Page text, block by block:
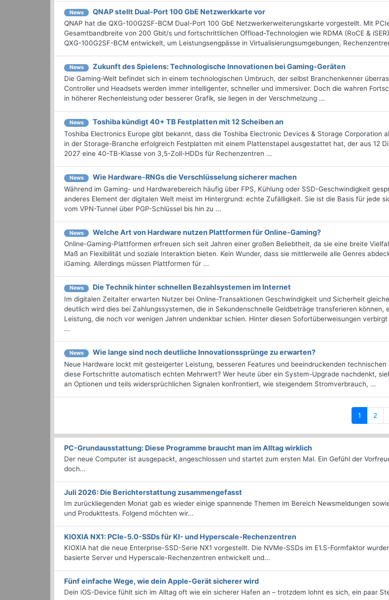
News QNAP stellt Dual-Port 100 GbE Netzwerkkarte vor
QNAP hat die QXG-100G2SF-BCM Dual-Port 100 GbE Netzwerkerweiterungskarte vorgestellt. Mit
Gesamtbandbreite von 200 Gbit/s und fortschrittlichen Offload-Technologien wie RDMA (RoCE &
QXG-100G2SF-BCM entwickelt, um Leistungsengpässe in Virtualisierungsumgebungen,
News Zukunft des Spielens: Technologische Innovationen bei Gaming-Geräten
Die Gaming-Welt befindet sich in einem technologischen Umbruch, der selbst Branchenkenner
Controller und Headsets werden immer intelligenter, schneller und immersiver. Doch die wahren
in höherer Rechenleistung oder besserer Grafik, sie liegen in der Verschmelzung ...
News Toshiba kündigt 40+ TB Festplatten mit 12 Scheiben an
Toshiba Electronics Europe gibt bekannt, dass die Toshiba Electronic Devices & Storage Corporation
in der Storage-Branche erfolgreich Festplatten mit einem Plattenstapel ausgestattet hat, der aus 12
2027 eine 40-TB-Klasse von 3,5-Zoll-HDDs für Rechenzentren ...
News Wie Hardware-RNGs die Verschlüsselung sicherer machen
Während im Gaming- und Hardwarebereich häufig über FPS, Kühlung oder SSD-Geschwindigkeit
anderes Element der digitalen Welt meist im Hintergrund: echte Zufälligkeit. Sie ist die Basis für jede
vom VPN-Tunnel über PGP-Schlüssel bis hin zu ...
News Welche Art von Hardware nutzen Plattformen für Online-Gaming?
Online-Gaming-Plattformen erfreuen sich seit Jahren einer großen Beliebtheit, da sie eine breite
Maß an Flexibilität und soziale Interaktion bieten. Kein Wunder, dass sie mittlerweile alle Genres
iGaming. Allerdings müssen Plattformen für ...
News Die Technik hinter schnellen Bezahlsystemen im Internet
Im digitalen Zeitalter erwarten Nutzer bei Online-Transaktionen Geschwindigkeit und Sicherheit
deutlich wird dies bei Zahlungssystemen, die in Sekundenschnelle Geldbeträge transferieren können,
Leistung, die noch vor wenigen Jahren undenkbar schien. Hinter diesen Sofortüberweisungen
...
News Wie lange sind noch deutliche Innovationssprünge zu erwarten?
Neue Hardware lockt mit gesteigerter Leistung, besseren Features und beeindruckenden
diese Fortschritte automatisch echten Mehrwert? Wer heute über ein System-Upgrade nachdenkt,
an Optionen und teils widersprüchlichen Signalen konfrontiert, wie steigendem Stromverbrauch, ...
1 (current)
2
PC-Grundausstattung: Diese Programme braucht man im Alltag wirklich
Der neue Computer ist ausgepackt, angeschlossen und startet zum ersten Mal. Ein Gefühl der
doch...
Juli 2026: Die Bericht­erstattung zusammengefasst
Im zurückliegenden Monat gab es wieder einige spannende Themen im Bereich Newsmeldungen
und Produkttests. Folgend möchten wir...
KIOXIA NX1: PCIe-5.0-SSDs für KI- und Hyperscale-Rechenzentren
KIOXIA hat die neue Enterprise-SSD-Serie NX1 vorgestellt. Die NVMe-SSDs im E1.S-Formfaktor
basierte Server und Hyperscale-Rechenzentren entwickelt und...
Fünf einfache Wege, wie dein Apple-Gerät sicherer wird
Dein iOS-Device fühlt sich im Alltag oft wie ein sicherer Hafen an – trotzdem lohnt es sich, ein paar